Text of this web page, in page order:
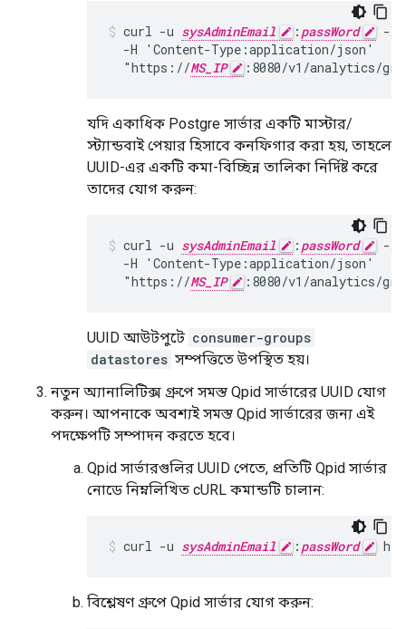
curl -u sysAdminEmail : passWord
-X
  -H 'Content-Type:application/json'
  "https://
MS_IP :8080/v1/analytics/
যদি একাধিক Postgre সার্ভার একটি মাস্টার/
স্ট্যান্ডবাই পেয়ার হিসাবে কনফিগার করা হয়, তাহলে
UUID-এর একটি কমা-বিচ্ছিন্ন তালিকা নির্দিষ্ট করে
তাদের যোগ করুন:
curl -u sysAdminEmail : passWord
-X
  -H 'Content-Type:application/json'
  "https://
MS_IP :8080/v1/analytics/
UUID আউটপুটে consumer-groups
datastores সম্পত্তিতে উপস্থিত হয়।
নতুন অ্যানালিটিক্স গ্রুপে সমস্ত Qpid সার্ভারের UUID যোগ
করুন। আপনাকে অবশ্যই সমস্ত Qpid সার্ভারের জন্য এই
পদক্ষেপটি সম্পাদন করতে হবে।
Qpid সার্ভারগুলির UUID পেতে, প্রতিটি Qpid সার্ভার
নোডে নিম্নলিখিত cURL কমান্ডটি চালান:
curl -u sysAdminEmail : passWord
বিশ্লেষণ গ্রুপে Qpid সার্ভার যোগ করুন: